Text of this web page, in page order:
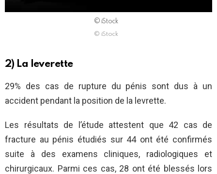
© iStock
© iStock
2) La leverette
29% des cas de rupture du pénis sont dus à un
accident pendant la position de la levrette.
Les résultats de l’étude attestent que 42 cas de
fracture au pénis étudiés sur 44 ont été confirmés
suite à des examens cliniques, radiologiques et
chirurgicaux. Parmi ces cas, 28 ont été blessés lors